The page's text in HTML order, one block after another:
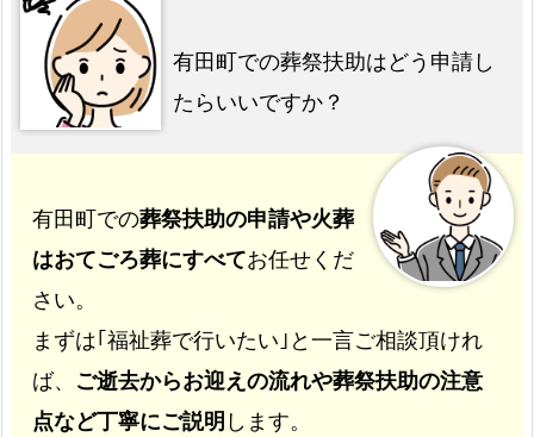
有田町での葬祭扶助はどう申請し
たらいいですか？
有田町での葬祭扶助の申請や火葬
はおてごろ葬にすべてお任せくだ
さい。
まずは｢福祉葬で行いたい｣と一言ご相談頂けれ
ば、 ご逝去からお迎えの流れや葬祭扶助の注意
点など丁寧にご説明 します。